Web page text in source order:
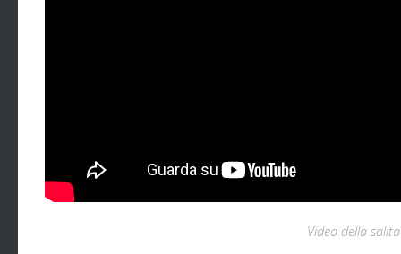
Video della